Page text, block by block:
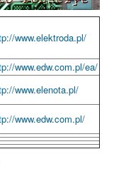
www.elektroda.pl/
www.edw.com.pl/ea/
www.elenota.pl/
www.edw.com.pl/